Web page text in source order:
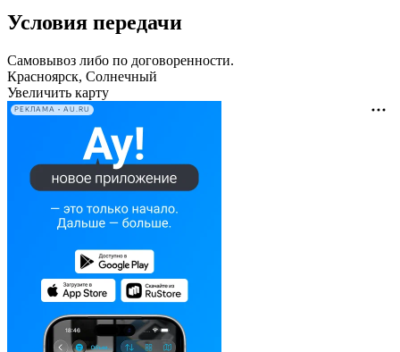
Условия передачи
Самовывоз либо по договоренности.
Красноярск, Солнечный
Увеличить карту
РЕКЛАМА • AU.RU